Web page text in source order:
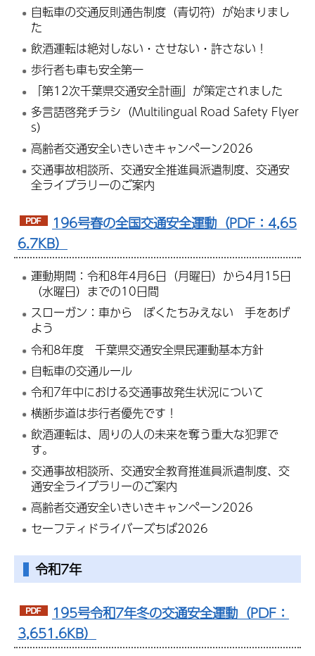
自転車の交通反則通告制度（青切符）が始まりまし
た
飲酒運転は絶対しない・させない・許さない！
歩行者も車も安全第一
「第12次千葉県交通安全計画」が策定されました
多言語啓発チラシ（Multilingual Road Safety Flyer
s）
高齢者交通安全いきいきキャンペーン2026
交通事故相談所、交通安全推進員派遣制度、交通安
全ライブラリーのご案内
196号春の全国交通安全運動（PDF：4,65
6.7KB）
運動期間：令和8年4月6日（月曜日）から4月15日
（水曜日）までの10日間
スローガン：車から ぼくたちみえない 手をあげ
よう
令和8年度 千葉県交通安全県民運動基本方針
自転車の交通ルール
令和7年中における交通事故発生状況について
横断歩道は歩行者優先です！
飲酒運転は、周りの人の未来を奪う重大な犯罪で
す。
交通事故相談所、交通安全教育推進員派遣制度、交
通安全ライブラリーのご案内
高齢者交通安全いきいきキャンペーン2026
セーフティドライバーズちば2026
令和7年
195号令和7年冬の交通安全運動（PDF：
3,651.6KB）